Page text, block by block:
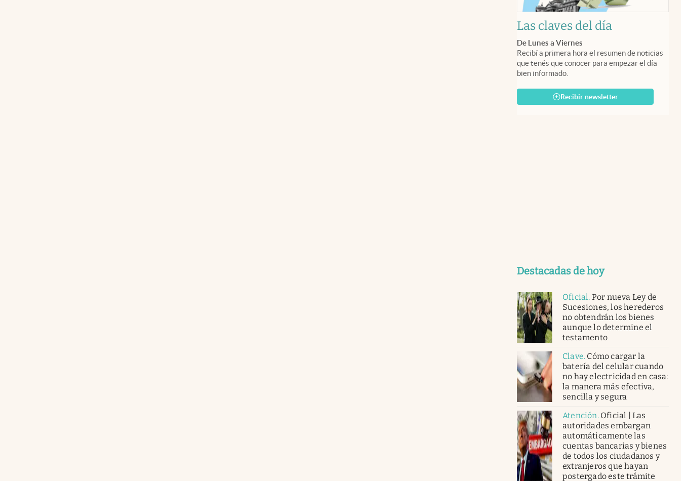
Las claves del día
De Lunes a Viernes
Recibí a primera hora el resumen de noticias
que tenés que conocer para empezar el día
bien informado.
Recibir newsletter
Destacadas de hoy
Oficial. Por nueva Ley de
Sucesiones, los herederos
no obtendrán los bienes
aunque lo determine el
testamento
Clave. Cómo cargar la
batería del celular cuando
no hay electricidad en casa:
la manera más efectiva,
sencilla y segura
Atención. Oficial | Las
autoridades embargan
automáticamente las
cuentas bancarias y bienes
de todos los ciudadanos y
extranjeros que hayan
postergado este trámite